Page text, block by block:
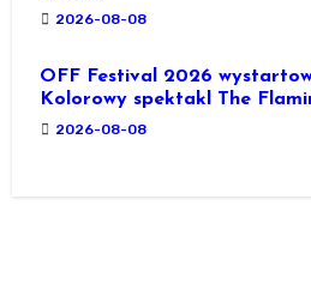
2026-08-08
OFF Festival 2026
Kolorowy spektakl The
2026-08-08